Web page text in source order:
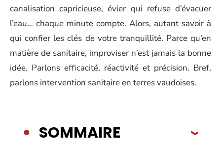
canalisation capricieuse, évier qui refuse d’évacuer
l’eau… chaque minute compte. Alors, autant savoir à
qui confier les clés de votre tranquillité. Parce qu’en
matière de sanitaire, improviser n’est jamais la bonne
idée. Parlons efficacité, réactivité et précision. Bref,
parlons intervention sanitaire en terres vaudoises.
SOMMAIRE